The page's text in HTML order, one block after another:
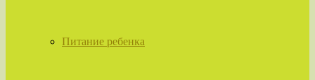
Питание ребенка